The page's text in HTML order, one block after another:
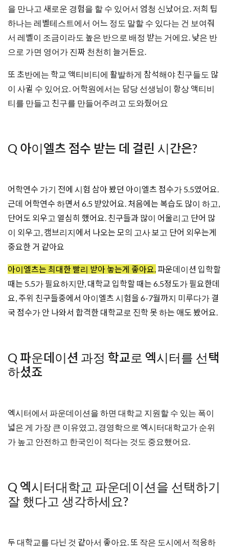
을 만나고 새로운 경험을 할 수 있어서 엄청 신났어요. 저희 팁
하나는 레벨테스트에서 어느 정도 말할 수 있다는 건 보여줘
서 레벨이 조금이라도 높은 반으로 배정 받는 거에요. 낮은 반
으로 가면 영어가 진짜 천천히 늘거든요.
또 초반에는 학교 액티비티에 활발하게 참석해야 친구들도 많
이 사귈 수 있어요. 어학원에서는 담당 선생님이 항상 액티비
티를 만들고 친구를 만들어주려고 도와줬어요
Q 아이엘츠 점수 받는 데 걸린 시간은?
어학연수 가기 전에 시험 삼아 봤던 아이엘츠 점수가 5.5였어요.
근데 어학연수 하면서 6.5 받았어요. 처음에는 복습도 많이 하고,
단어도 외우고 열심히 했어요. 친구들과 많이 어울리고 단어 많
이 외우고, 캠브리지에서 나오는 모의 고사 보고 단어 외우는게
중요한 거 같아요
아이엘츠는 최대한 빨리 받아 놓는게 좋아요. 파운데이션 입학할
때는 5.5가 필요하지만, 대학교 입학할 때는 6.5정도가 필요한데
요, 주위 친구들중에서 아이엘츠 시험을 6-7월까지 미루다가 결
국 점수가 안 나와서 합격한 대학교로 진학 못 하는 애도 봤어요.
Q 파운데이션 과정 학교로 엑시터를 선택
하셨죠
엑시터에서 파운데이션을 하면 대학교 지원할 수 있는 폭이
넓은 게 가장 큰 이유였고, 경영학으로 엑시터대학교가 순위
가 높고 안전하고 한국인이 적다는 것도 중요했어요.
Q 엑시터대학교 파운데이션을 선택하기
잘 했다고 생각하세요?
두 대학교를 다닌 것 같아서 좋아요. 또 작은 도시에서 적응하